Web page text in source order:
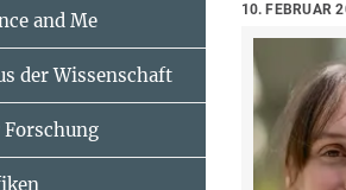
10. FEBRUAR
and Me
der Wissenschaft
Forschung